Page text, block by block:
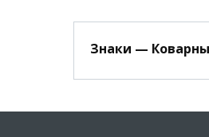
Знаки —